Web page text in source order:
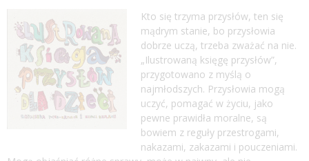
Kto się trzyma przysłów, ten się
mądrym stanie, bo przysłowia
dobrze uczą, trzeba zważać na nie.
„Ilustrowaną księgę przysłów”,
przygotowano z myślą o
najmłodszych. Przysłowia mogą
uczyć, pomagać w życiu, jako
pewne prawidła moralne, są
bowiem z reguły przestrogami,
nakazami, zakazami i pouczeniami.